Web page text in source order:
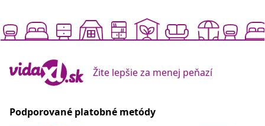
Žite lepšie za menej peňazí
Podporované platobné metódy